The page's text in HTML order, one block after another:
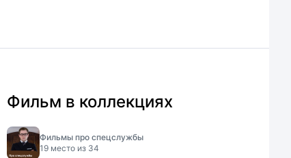
Фильм в коллекциях
Фильмы про спецслужбы
19 место из 34